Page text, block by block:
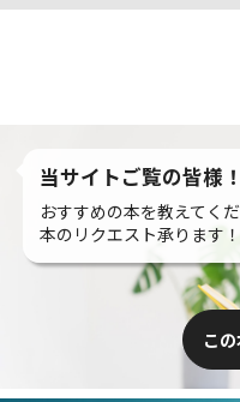
当サイトご覧の皆様！
おすすめの本を教えてくだ
本のリクエスト承ります！
こ